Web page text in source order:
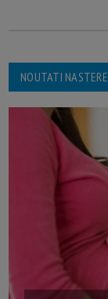
NOUTATI